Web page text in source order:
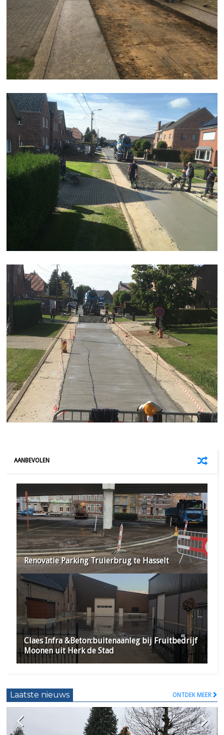
AANBEVOLEN
Renovatie Parking Truierbrug te Hasselt
Claes Infra &Beton:buitenaanleg bij Fruitbedrijf
Moonen uit Herk de Stad
Laatste nieuws ONTDEK MEER